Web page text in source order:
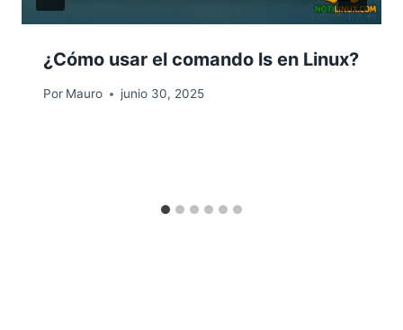
¿Cómo usar el comando ls en Linux?
Por Mauro junio 30, 2025